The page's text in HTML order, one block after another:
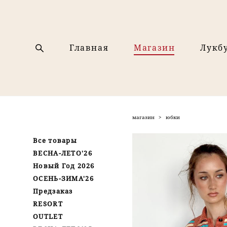
Главная Магазин
Все товары
ВЕСНА-ЛЕТО'26
Новый Год 2026
ОСЕНЬ-ЗИМА'26
Предзаказ
RESORT
OUTLET
магазин > юбки